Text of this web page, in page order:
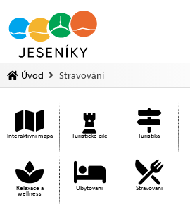
Úvod Stravování
Interaktivní mapa Turistické cíle Turistika
Relaxace a
wellness
Ubytování Stravování